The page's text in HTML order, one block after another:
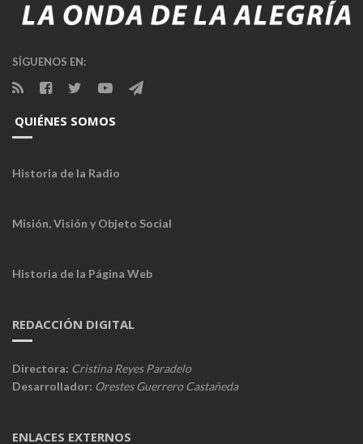
SÍGUENOS EN:
QUIÉNES SOMOS
Historia de la Radio
Misión, Visión y Objeto Social
Historia de la Página Web
REDACCIÓN DIGITAL
Directora: Cristina Reyes Paradelo
Desarrollador: Orestes Guerrero Castañeda
ENLACES EXTERNOS